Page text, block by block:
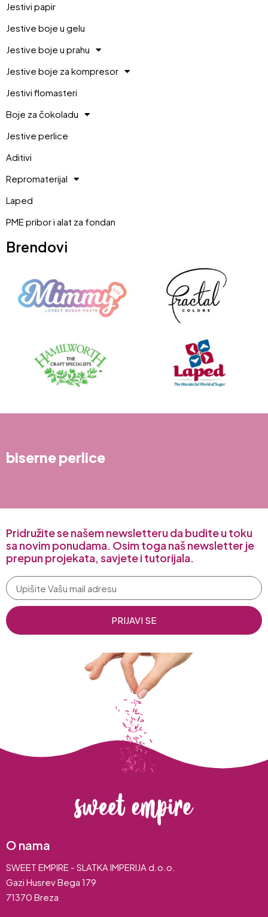
Jestivi papir
Jestive boje u gelu
Jestive boje u prahu
Jestive boje za kompresor
Jestivi flomasteri
Boje za čokoladu
Jestive perlice
Aditivi
Repromaterijal
Laped
PME pribor i alat za fondan
Brendovi
biserne perlice
Pridružite se našem newsletteru da budite u toku
sa novim ponudama. Osim toga naš newsletter je
prepun projekata, savjete i tutorijala.
PRIJAVI SE
O nama
SWEET EMPIRE - SLATKA IMPERIJA d.o.o.
Gazi Husrev Bega 179
71370 Breza